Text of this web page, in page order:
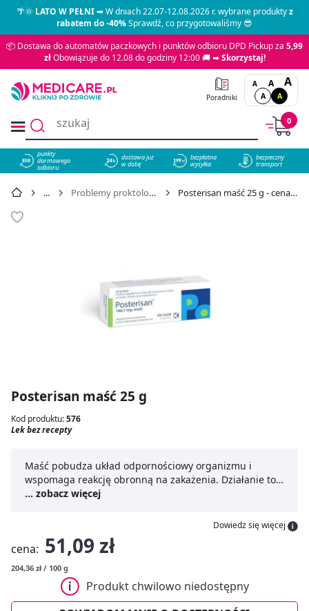
🌴🌞LATO W PEŁNI➡ W dniach 22.07-12.08.2026 r. wybrane produktyz
rabatem do -40%Sprawdź, co przygotowaliśmy 😎
📦 Dostawa do automatów paczkowych i punktów odbioru DPD Pickup za 5,99
złObowiązuje do 12.08 do godziny 12:00 🚚 ➡Skorzystaj!
Poradniki
A A A
A A
0
858
punkty
darmowego
odbioru
dostawa już
w dobę
bezpłatna
wysyłka
bezpieczny
transport
Problemy proktologiczne Posterisan maść 25 g - cena 51,09 zł
Posterisan maść 25 g
Kod produktu:576
Lek bez recepty
Maść pobudza układ odpornościowy organizmu i
wspomaga reakcję obronną na zakażenia. Działanie to
doprowadza do uśmierzania świądu i pieczenia.
... zobacz więcej
Dowiedz się więcej
cena: 51,09 zł
204,36 zł / 100 g
Produkt chwilowo niedostępny